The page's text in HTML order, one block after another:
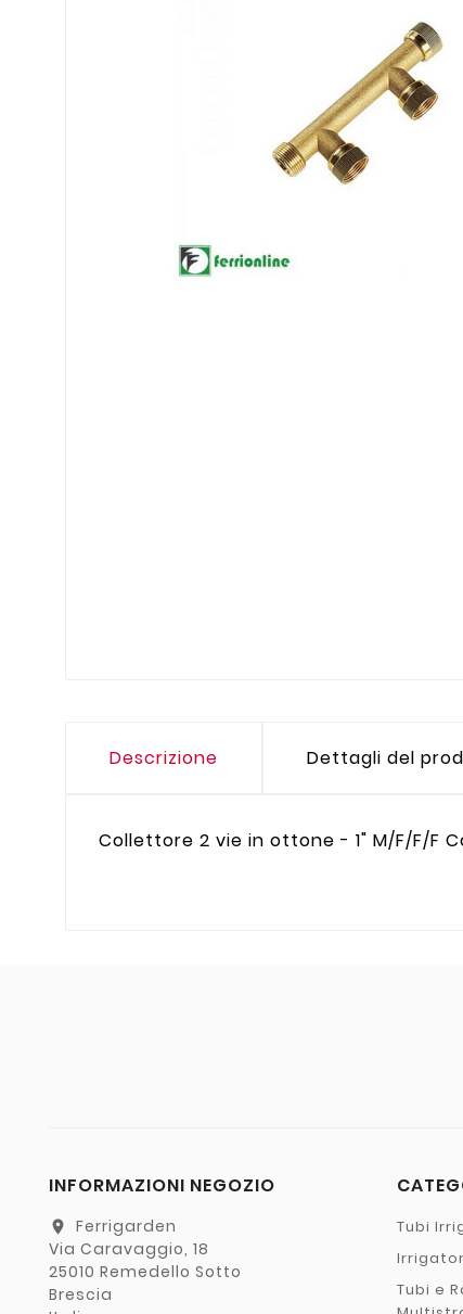
Descrizione Dettagli del
Collettore 2 vie in ottone - 1" M/F/F/F
INFORMAZIONI NEGOZIO
location_on
Ferrigarden
Via Caravaggio, 18
25010 Remedello Sotto
Brescia
Tubi
Tubi e